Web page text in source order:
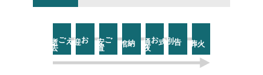
ご逝
去 お迎え ご安
置 お通
夜